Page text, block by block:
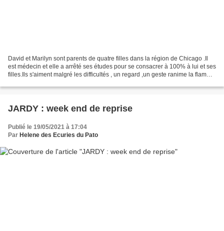
David et Marilyn sont parents de quatre filles dans la région de Chicago .Il
est médecin et elle a arrêté ses études pour se consacrer à 100% à lui et ses
filles.Ils s'aiment malgré les difficultés , un regard ,un geste ranime la flamme
JARDY : week end de reprise
Publié le 19/05/2021 à 17:04
Par Helene des Ecuries du Pato